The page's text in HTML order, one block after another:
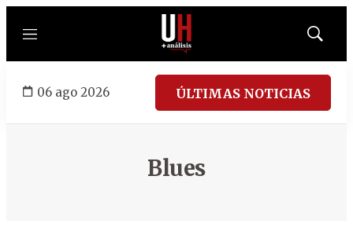
Menú
Mostrar
06 ago 2026 ÚLTIMAS NOTICIAS
Blues